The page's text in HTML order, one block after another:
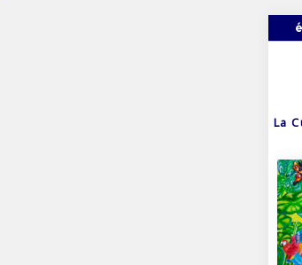
La